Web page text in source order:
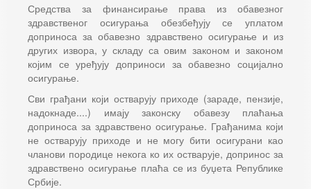
Средства за финансирање права из обавезног
здравственог осигурања обезбеђују се уплатом
доприноса за обавезно здравствено осигурање и из
других извора, у складу са овим законом и законом
којим се уређују доприноси за обавезно социјално
осигурање.
Сви грађани који остварују приходе (зараде, пензије,
надокнаде....) имају законску обавезу плаћања
доприноса за здравствено осигурање. Грађанима који
не остварују приходе и не могу бити осигурани као
чланови породице некога ко их остварује, допринос за
здравствено осигурање плаћа се из буџета Републике
Србије.